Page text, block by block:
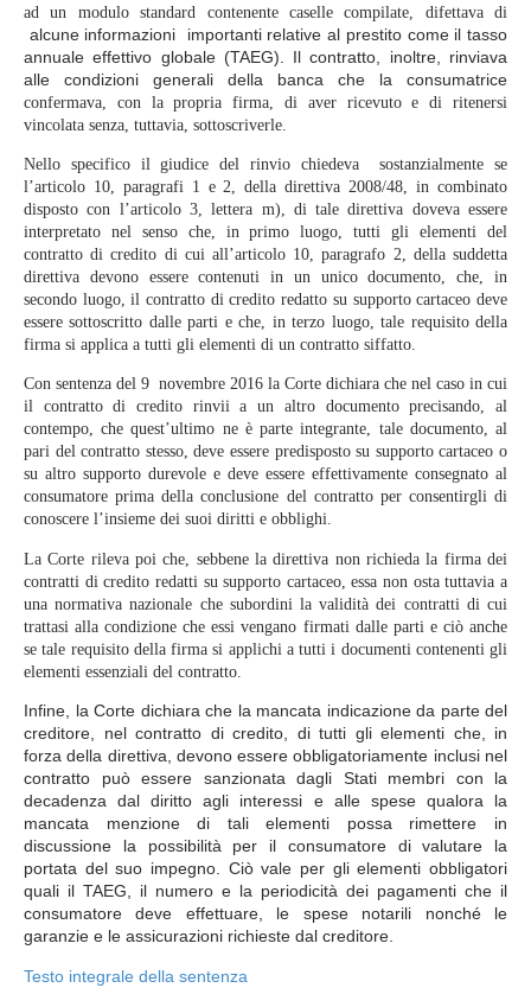
ad un modulo standard contenente caselle compilate, difettava di
alcune informazioni importanti relative al prestito come il tasso
annuale effettivo globale (TAEG). Il contratto, inoltre, rinviava
alle condizioni generali della banca che la consumatrice
confermava, con la propria firma, di aver ricevuto e di ritenersi
vincolata senza, tuttavia, sottoscriverle.
Nello specifico il giudice del rinvio chiedeva sostanzialmente se
l’articolo 10, paragrafi 1 e 2, della direttiva 2008/48, in combinato
disposto con l’articolo 3, lettera m), di tale direttiva doveva essere
interpretato nel senso che, in primo luogo, tutti gli elementi del
contratto di credito di cui all’articolo 10, paragrafo 2, della suddetta
direttiva devono essere contenuti in un unico documento, che, in
secondo luogo, il contratto di credito redatto su supporto cartaceo deve
essere sottoscritto dalle parti e che, in terzo luogo, tale requisito della
firma si applica a tutti gli elementi di un contratto siffatto
Con sentenza del 9 novembre 2016 la Corte dichiara che nel caso in cui
il contratto di credito rinvii a un altro documento precisando, al
contempo, che quest’ultimo ne è parte integrante, tale documento, al
pari del contratto stesso, deve essere predisposto su supporto cartaceo o
su altro supporto durevole e deve essere effettivamente consegnato al
consumatore prima della conclusione del contratto per consentirgli di
conoscere l’insieme dei suoi diritti e obblighi.
La Corte rileva poi che, sebbene la direttiva non richieda la firma dei
contratti di credito redatti su supporto cartaceo, essa non osta tuttavia a
una normativa nazionale che subordini la validità dei contratti di cui
trattasi alla condizione che essi vengano firmati dalle parti e ciò anche
se tale requisito della firma si applichi a tutti i documenti contenenti gli
elementi essenziali del contratto.
Infine, la Corte dichiara che la mancata indicazione da parte del
creditore, nel contratto di credito, di tutti gli elementi che, in
forza della direttiva, devono essere obbligatoriamente inclusi nel
contratto può essere sanzionata dagli Stati membri con la
decadenza dal dirittoagli interessi e alle spese qualora la
mancata menzione di tali elementi possa rimettere in
discussione la possibilità per il consumatore di valutare la
portata del suo impegno. Ciò vale per gli elementi obbligatori
quali il TAEG, il numero e la periodicità dei pagamenti che il
consumatore deve effettuare, le spese notarili nonché le
garanzie e le assicurazioni richieste dal creditore.
Testo integrale della sentenza